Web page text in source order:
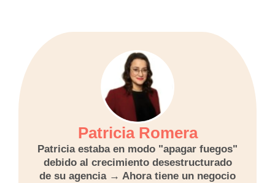
Patricia Romera
Patricia estaba en modo "apagar fuegos"
debido al crecimiento desestructurado
de su agencia → Ahora tiene un negocio